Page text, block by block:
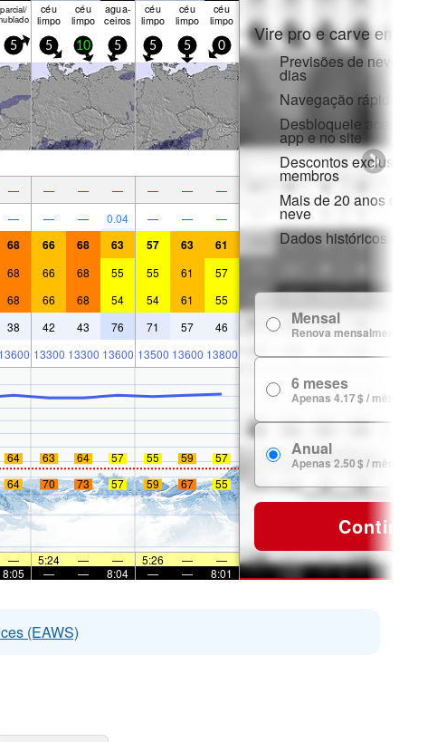
parcial/ céu
limpo
céu
limpo
agua­
ceiros
céu
limpo
céu
limpo
céu
limpo
5 5 10 5 5 5 0
— — — — — — —
— — — 0.04 — — —
68 66 68 63 57 63 61
68 66 68 55 55 61 57
68 66 68 54 54 61 55
38 42 43 76 71 57 46
13600 13300 13300 13600 13500 13600 13800
64 63 64 57 55 59
57
64 70 73 57 59 67 55
— 5:24 — — 5:26 —
—
8:05 — — 8:04 — — 8:01
Vire pro e carve em:
Previsões de neve
dias
Navegação rápida sem
Desbloqueie acesso
app e no site
Descontos exclusivos
membros
Mais de 20 anos de
neve
Dados históricos de
Mensal
Renova mensalmente
6 meses
Apenas 4.17 $ / mês
Anual
Apenas 2.50 $ / mês
Continuar
(EAWS)